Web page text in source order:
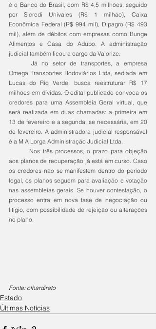
é o Banco do Brasil, com R$ 4,5 milhões, seguido
por Sicredi Univales (R$ 1 milhão), Caixa
Econômica Federal (R$ 994 mil), Dipagro (R$ 493
mil), além de débitos com empresas como Bunge
Alimentos e Casa do Adubo. A administração
judicial também ficou a cargo da Valorize.
Omega Transportes Rodoviários Ltda, sediada em
Lucas do Rio Verde, busca reestruturar R$ 17
milhões em dívidas. O edital publicado convoca os
credores para uma Assembleia Geral virtual, que
será realizada em duas chamadas: a primeira em
13 de fevereiro e a segunda, se necessária, em 20
de fevereiro. A administradora judicial responsável
é a M A Lorga Administração Judicial Ltda.
aos planos de recuperação já está em curso. Caso
os credores não se manifestem dentro do período
legal, os planos seguem para avaliação e votação
nas assembleias gerais. Se houver contestação, o
processo entra em nova fase de negociação ou
litígio, com possibilidade de rejeição ou alterações
no plano.
Fonte: olhardireto
Estado
Últimas Notícias